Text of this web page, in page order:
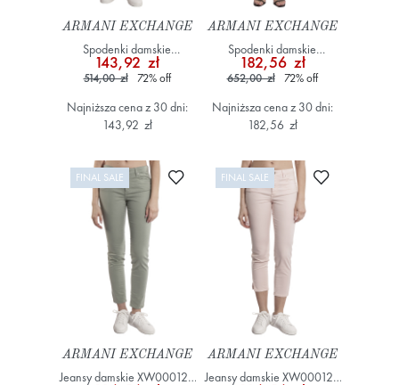
ARMANI EXCHANGE
Spodenki damskie
XW001175 AF12805 Biały
143,92 zł
514,00 zł 72%off
Najniższa cena z 30 dni:
143,92 zł
ARMANI EXCHANGE
Spodenki damskie
XW000380 AF12833
Różowy
182,56 zł
652,00 zł 72%off
Najniższa cena z 30 dni:
182,56 zł
FINAL SALE Dodaj do ulubionych
ARMANI EXCHANGE
Jeansy damskie XW000123
FINAL SALE Dodaj do
ARMANI EXCHANGE
Jeansy damskie XW000125